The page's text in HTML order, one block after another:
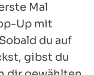
Mal
Up mit
du auf
gibst du